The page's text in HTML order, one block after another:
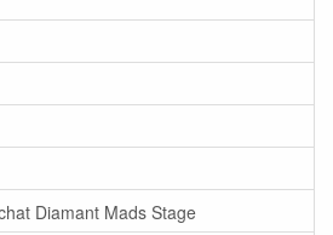
Diamant Mads Stage